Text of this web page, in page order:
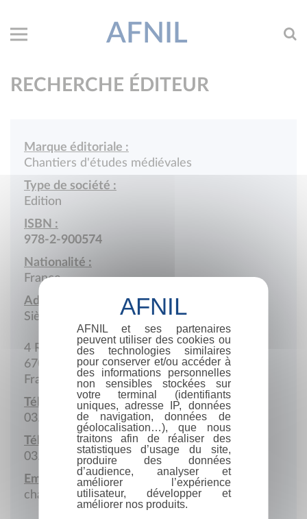
AFNIL
RECHERCHE ÉDITEUR
Marque éditoriale :
Chantiers d'études médiévales
Type de société :
Edition
ISBN :
978-2-900574
Nationalité :
France
Adresse :
Siège social
4 Rue du Tonnelet-Rouge
67000 Strasbourg
France
Téléphone :
03.88.37.17.20
Télécopie :
03.88.37.17.20
Email :
chateaux-forts@libertysurf.fr
AFNIL et ses partenaires
peuvent utiliser des cookies ou
des technologies similaires
pour conserver et/ou accéder à
des informations personnelles
non sensibles stockées sur
votre terminal (identifiants
uniques, adresse IP, données
de navigation, données de
géolocalisation…), que nous
traitons afin de réaliser des
statistiques d’usage du site,
produire des données
d’audience, analyser et
améliorer l’expérience
utilisateur, développer et
améliorer nos produits.